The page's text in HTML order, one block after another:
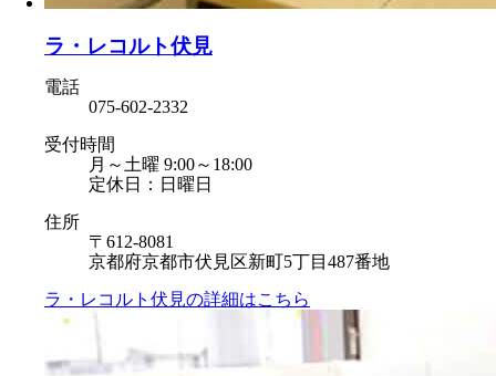
ラ・レコルト伏見
電話
075-602-2332
受付時間
月～土曜 9:00～18:00
定休日：日曜日
住所
〒612-8081
京都府京都市伏見区新町5丁目487番地
ラ・レコルト伏見の詳細はこちら